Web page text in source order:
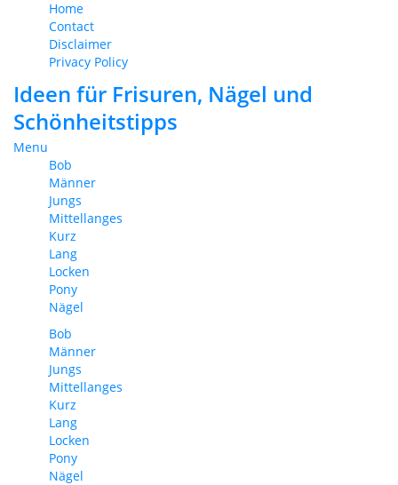
Home
Contact
Disclaimer
Privacy Policy
Ideen für Frisuren, Nägel und
Schönheitstipps
Menu
Bob
Männer
Jungs
Mittellanges
Kurz
Lang
Locken
Pony
Nägel
Bob
Männer
Jungs
Mittellanges
Kurz
Lang
Locken
Pony
Nägel